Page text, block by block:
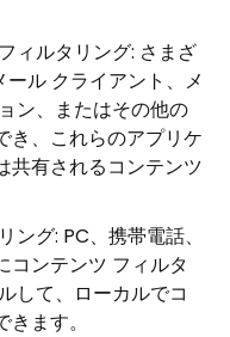
ィルタリング: さまざ
ル クライアント、メ
ン、またはその他の
き、これらのアプリケ
共有されるコンテンツ
グ: PC、携帯電話、
コンテンツ フィルタ
して、ローカルでコ
ます。